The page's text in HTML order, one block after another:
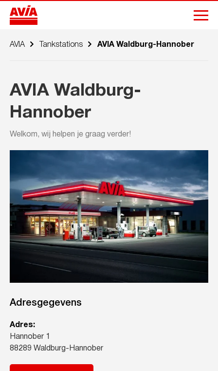
AVIA Tankstations AVIA Waldburg-Hannober
AVIA Waldburg-
Hannober
Welkom, wij helpen je graag verder!
Adresgegevens
Adres:
Hannober 1
88289 Waldburg-Hannober